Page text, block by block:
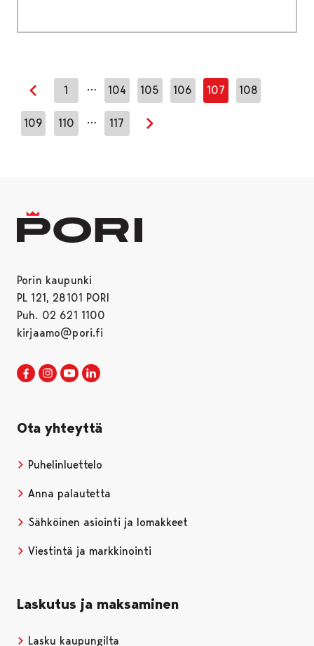
Edellinen sivu
1 … 104 105 106 107 108
109 110 … 117
Seuraava sivu
Porin kaupunki
PL 121, 28101 PORI
Puh. 02 621 1100
kirjaamo@pori.fi
Porin kaupunki Facebookissa
Avautuu uudessa välilehdessä
Porin kaupunki Instagramissa
Avautuu uudessa välilehdessä
Porin kaupunki Youtubessa
Avautuu uudessa välilehdessä
Ota yhteyttä
Puhelinluettelo
Anna palautetta
Sähköinen asiointi ja lomakkeet
Viestintä ja markkinointi
Laskutus ja maksaminen
Lasku kaupungilta